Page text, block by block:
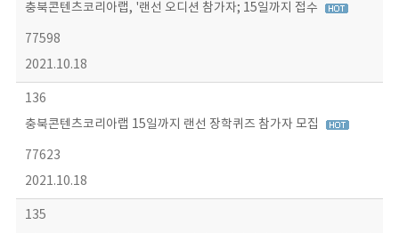
충북콘텐츠코리아랩, '랜선 오디션 참가자; 15일까지 접수
77598
2021.10.18
136
충북콘텐츠코리아랩 15일까지 랜선 장학퀴즈 참가자 모집
77623
2021.10.18
135